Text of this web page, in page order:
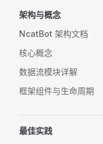
架构与概念
NcatBot 架构文档
核心概念
数据流模块详解
框架组件与生命周期
最佳实践